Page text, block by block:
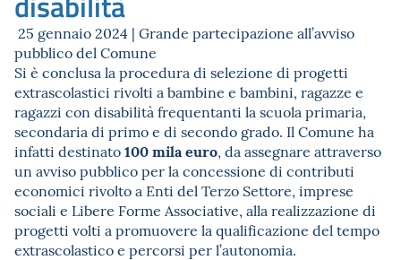
25 gennaio 2024 | Grande partecipazione all’avviso
pubblico del Comune
Si è conclusa la procedura di selezione di progetti
extrascolastici rivolti a bambine e bambini, ragazze e
ragazzi con disabilità frequentanti la scuola primaria,
secondaria di primo e di secondo grado. Il Comune ha
infatti destinato100 mila euro, da assegnare attraverso
un avviso pubblico per la concessione di contributi
economici rivolto a Enti del Terzo Settore, imprese
sociali e Libere Forme Associative, alla realizzazione di
progetti volti a promuovere la qualificazione del tempo
extrascolastico e percorsi per l’autonomia.